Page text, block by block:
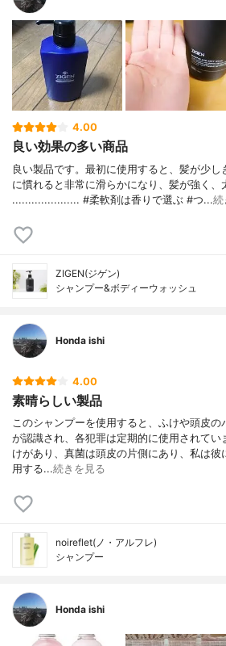
4.00
良い効果の多い商品
良い製品です。最初に使用すると、髪が少し
に慣れると非常に滑らかになり、髪が強く、
..................... #柔軟剤は香りで選ぶ #つ...続
ZIGEN(ジゲン)
シャンプー&ボディーウォッシュ
Honda ishi
4.00
素晴らしい製品
このシャンプーを使用すると、ふけや頭皮の
が認識され、各犯罪は定期的に使用されてい
けがあり、真菌は頭皮の片側にあり、私は彼
用する...続きを見る
noireflet(ノ・アルフレ)
シャンプー
Honda ishi